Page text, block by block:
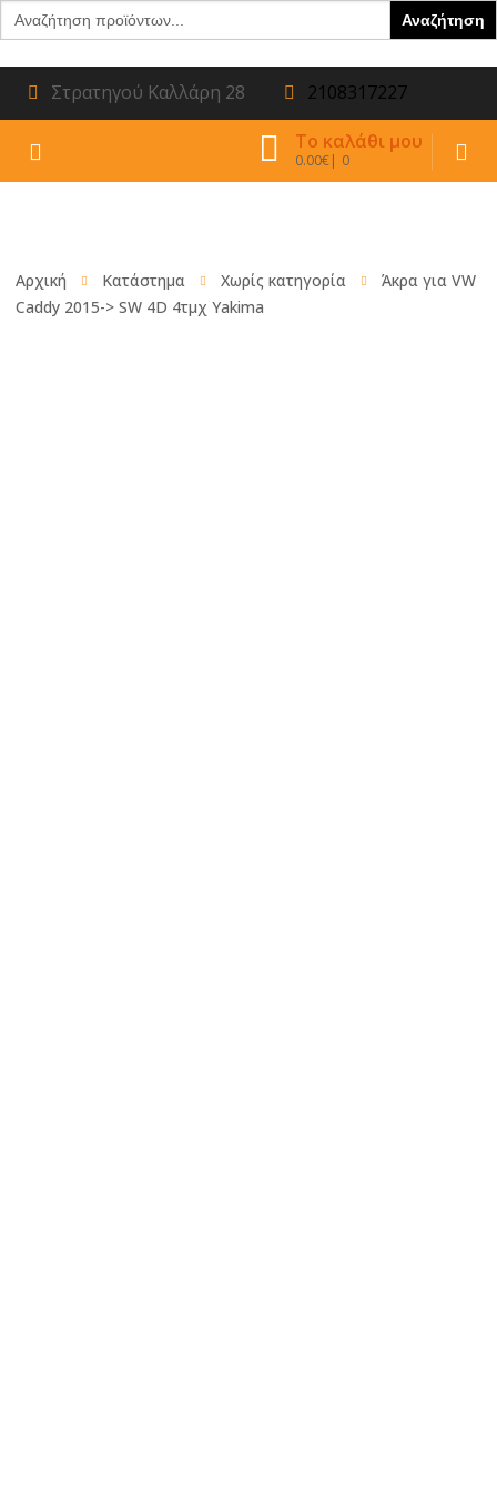
Search
for:
Στρατηγού Καλλάρη 28
2108317227
Το καλάθι μου
0.00€ 0
Αρχική Κατάστημα Χωρίς κατηγορία
Άκρα για VW
Caddy 2015-> SW 4D 4τμχ Yakima